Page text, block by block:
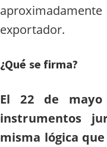
exportador.
¿Qué se firma?
El 22 de
instrumentos
misma lógica